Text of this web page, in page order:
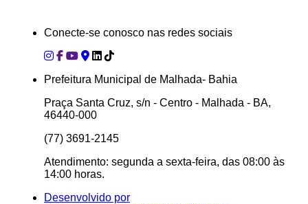
Conecte-se conosco nas redes sociais
Prefeitura Municipal de Malhada- Bahia
Praça Santa Cruz, s/n - Centro - Malhada - BA,
46440-000
(77) 3691-2145
Atendimento: segunda a sexta-feira, das 08:00 às
14:00 horas.
Desenvolvido por